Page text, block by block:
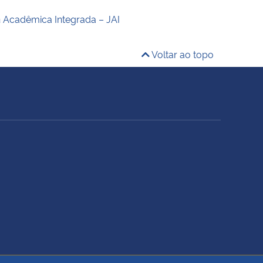
Integrada – JAI​
Voltar ao topo